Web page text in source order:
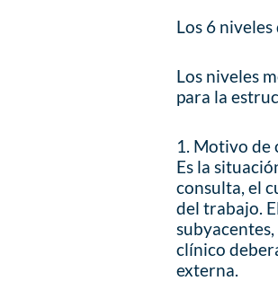
Los 6
Los niveles
para la
1. Motivo de
Es la
consulta, el
del trabajo.
clínico
externa.